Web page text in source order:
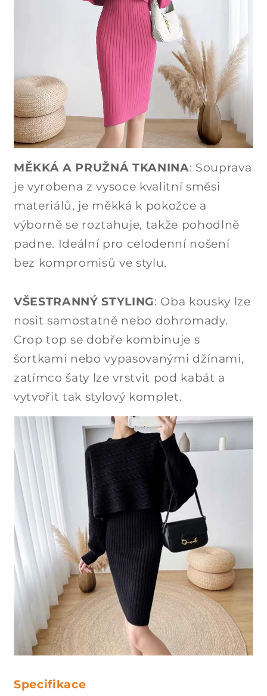
MĚKKÁ A PRUŽNÁ TKANINA: Souprava
je vyrobena z vysoce kvalitní směsi
materiálů, je měkká k pokožce a
výborně se roztahuje, takže pohodlně
padne. Ideální pro celodenní nošení
bez kompromisů ve stylu.
VŠESTRANNÝ STYLING: Oba kousky lze
nosit samostatně nebo dohromady.
Crop top se dobře kombinuje s
šortkami nebo vypasovanými džínami,
zatímco šaty lze vrstvit pod kabát a
vytvořit tak stylový komplet.
Specifikace